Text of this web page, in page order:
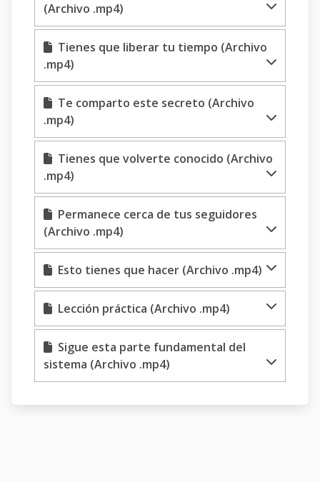
(Archivo .mp4)
Tienes que liberar tu tiempo (Archivo
.mp4)
Te comparto este secreto (Archivo
.mp4)
Tienes que volverte conocido (Archivo
.mp4)
Permanece cerca de tus seguidores
(Archivo .mp4)
Esto tienes que hacer (Archivo .mp4)
Lección práctica (Archivo .mp4)
Sigue esta parte fundamental del
sistema (Archivo .mp4)